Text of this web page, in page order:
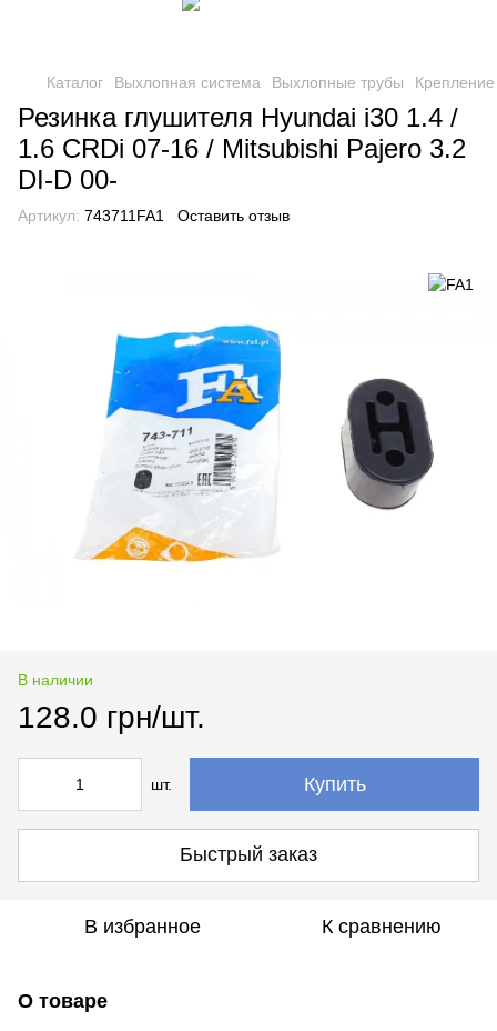
Каталог Выхлопная система Выхлопные трубы
Резинка глушителя Hyundai i30 1.4 /
1.6 CRDi 07-16 / Mitsubishi Pajero 3.2
DI-D 00-
Артикул: 743711FA1 Оставить отзыв
В наличии
128.0 грн/шт.
шт. Купить
Быстрый заказ
В избранное К сравнению
О товаре